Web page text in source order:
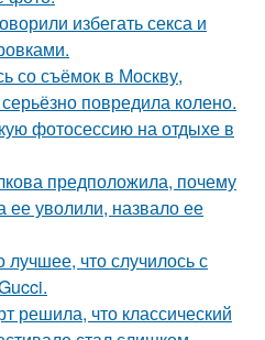
избегать секса и
со съёмок в Москву,
повредила колено.
фотосессию на отдыхе в
предположила, почему
ее уволили, назвало ее
лучшее, что случилось с
решила, что классический